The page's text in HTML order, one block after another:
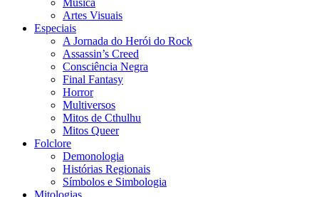
Música
Artes Visuais
Especiais
A Jornada do Herói do Rock
Assassin’s Creed
Consciência Negra
Final Fantasy
Horror
Multiversos
Mitos de Cthulhu
Mitos Queer
Folclore
Demonologia
Histórias Regionais
Símbolos e Simbologia
Mitologias